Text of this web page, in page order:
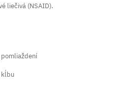
liečivá (NSAID).
kĺbu